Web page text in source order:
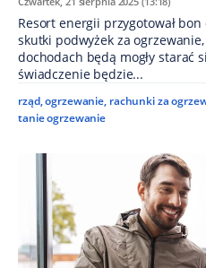
Resort energii przygotował bon
skutki podwyżek za
dochodach będą mogły starać
świadczenie będzie...
rząd,ogrzewanie, rachunki za
tanie ogrzewanie